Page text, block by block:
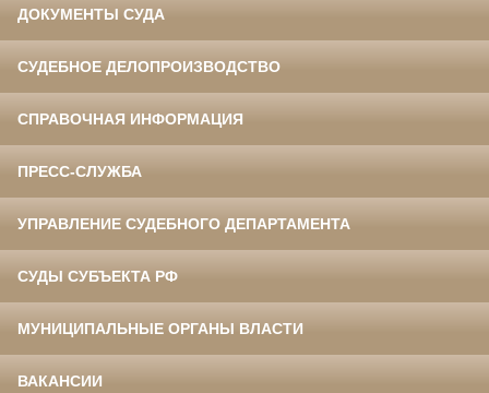
ДОКУМЕНТЫ СУДА
СУДЕБНОЕ ДЕЛОПРОИЗВОДСТВО
СПРАВОЧНАЯ ИНФОРМАЦИЯ
ПРЕСС-СЛУЖБА
УПРАВЛЕНИЕ СУДЕБНОГО ДЕПАРТАМЕНТА
СУДЫ СУБЪЕКТА РФ
МУНИЦИПАЛЬНЫЕ ОРГАНЫ ВЛАСТИ
ВАКАНСИИ